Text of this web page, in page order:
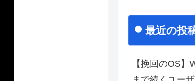
最近の投
【挽回のOS